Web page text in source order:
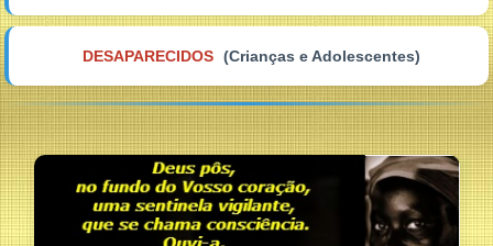
DESAPARECIDOS (Crianças e Adolescentes)